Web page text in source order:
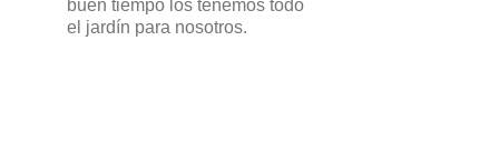
buen tiempo los tenemos todo
el jardín para nosotros.